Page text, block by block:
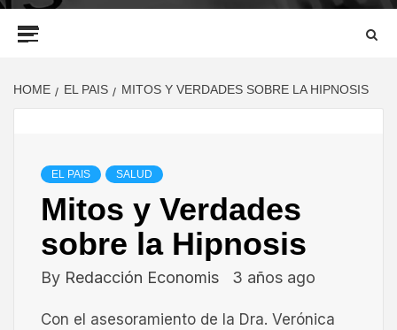
HOME EL PAIS MITOS Y VERDADES SOBRE LA HIPNOSIS
EL PAIS SALUD
Mitos y Verdades
sobre la Hipnosis
By Redacción Economis 3 años ago
Con el asesoramiento de la Dra. Verónica